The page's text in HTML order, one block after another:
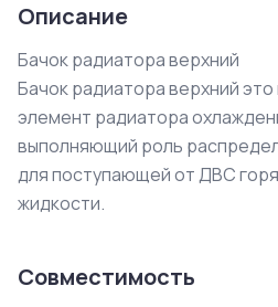
Описание
Бачок радиатора верхний
Бачок радиатора верхний
элемент радиатора
выполняющий роль
для поступающей от ДВС
жидкости.
Совместимость